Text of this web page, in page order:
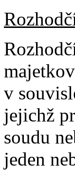
v
jejichž
soudu
jeden